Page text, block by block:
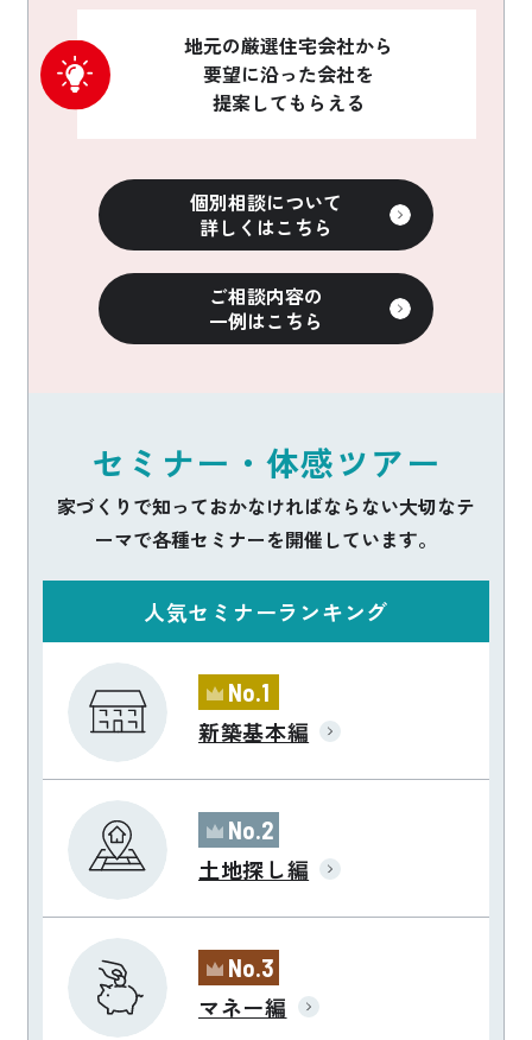
地元の厳選住宅会社から
要望に沿った会社を
提案してもらえる
個別相談について
詳しくはこちら
ご相談内容の
一例はこちら
セミナー・体感ツアー
家づくりで知っておかなければならない大切なテ
ーマで各種セミナーを開催しています。
人気セミナーランキング
No.1
新築基本編
No.2
土地探し編
No.3
マネー編